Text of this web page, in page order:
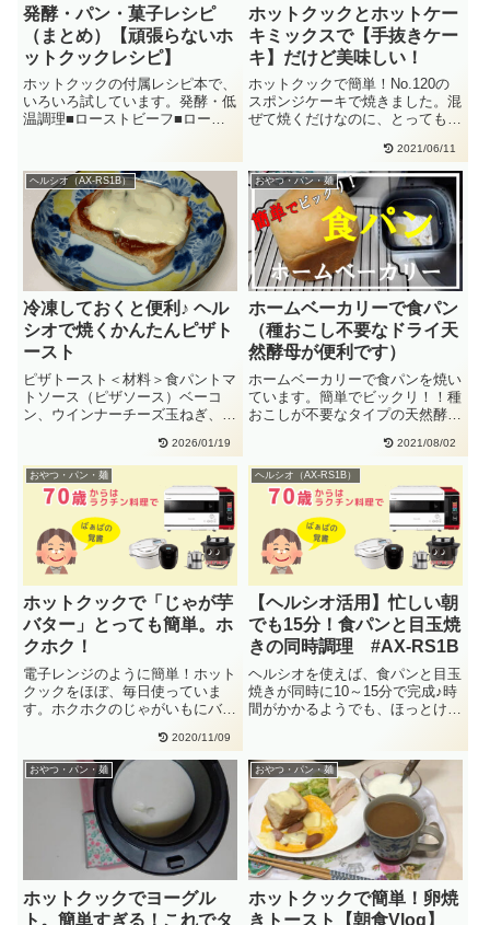
発酵・パン・菓子レシピ
（まとめ）【頑張らないホ
ットクックレシピ】
ホットクックの付属レシピ本で、
いろいろ試しています。発酵・低
温調理■ローストビーフ■ロース
ホットクックとホットケー
キミックスで【手抜きケー
キ】だけど美味しい！
ホットクックで簡単！No.120の
スポンジケーキで焼きました。混
ぜて焼くだけなのに、とっても簡
2021/06/11
ヘルシオ（AX-RS1B）
冷凍しておくと便利♪ ヘル
シオで焼くかんたんピザト
ースト
ピザトースト＜材料＞食パントマ
トソース（ピザソース）ベーコ
ン、ウインナーチーズ玉ねぎ、ピ
2026/01/19
おやつ・パン・麺
ホームベーカリーで食パン
（種おこし不要なドライ天
然酵母が便利です）
ホームベーカリーで食パンを焼い
ています。簡単でビックリ！！種
おこしが不要なタイプの天然酵母
2021/08/02
おやつ・パン・麺
ホットクックで「じゃが芋
バター」とっても簡単。ホ
クホク！
電子レンジのように簡単！ホット
クックをほぼ、毎日使っていま
す。ホクホクのじゃがいもにバタ
2020/11/09
ヘルシオ（AX-RS1B）
【ヘルシオ活用】忙しい朝
でも15分！食パンと目玉焼
きの同時調理 #AX-RS1B
ヘルシオを使えば、食パンと目玉
焼きが同時に10～15分で完成♪時
間がかかるようでも、ほっとける
おやつ・パン・麺
ホットクックでヨーグル
ト。簡単すぎる！これでタ
おやつ・パン・麺
ホットクックで簡単！卵焼
きトースト【朝食Vlog】